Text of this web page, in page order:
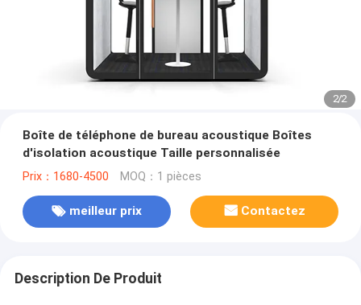
2/2
Boîte de téléphone de bureau acoustique Boîtes
d'isolation acoustique Taille personnalisée
Prix：1680-4500 MOQ：1 pièces
meilleur prix Contactez
Description De Produit